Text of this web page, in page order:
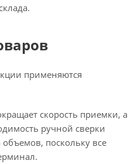
применяются
скорость приемки, а
ручной сверки
поскольку все